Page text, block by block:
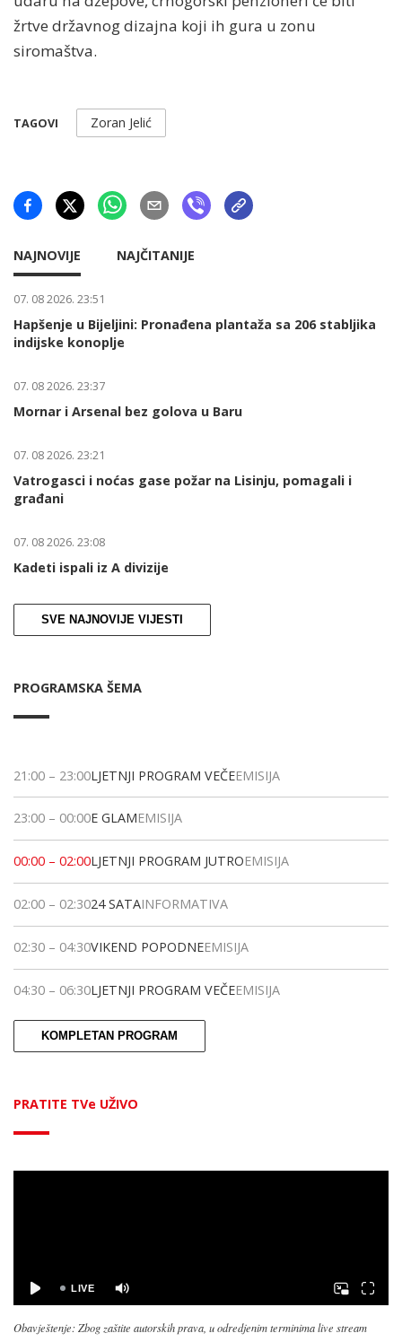
žrtve državnog dizajna koji ih gura u zonu
siromaštva.
TAGOVI Zoran Jelić
NAJNOVIJE NAJČITANIJE
07. 08 2026. 23:51
Hapšenje u Bijeljini: Pronađena plantaža sa 206 stabljika
indijske konoplje
07. 08 2026. 23:37
Mornar i Arsenal bez golova u Baru
07. 08 2026. 23:21
Vatrogasci i noćas gase požar na Lisinju, pomagali i
građani
07. 08 2026. 23:08
Kadeti ispali iz A divizije
SVE NAJNOVIJE VIJESTI
PROGRAMSKA ŠEMA
21:00 – 23:00LJETNJI PROGRAM VEČEEMISIJA
23:00 – 00:00E GLAMEMISIJA
00:00 – 02:00LJETNJI PROGRAM JUTROEMISIJA
02:00 – 02:3024 SATAINFORMATIVA
02:30 – 04:30VIKEND POPODNEEMISIJA
04:30 – 06:30LJETNJI PROGRAM VEČEEMISIJA
KOMPLETAN PROGRAM
PRATITE TVe UŽIVO
Obavještenje: Zbog zaštite autorskih prava, u odredjenim terminima live stream